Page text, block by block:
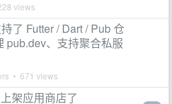
views
了 Futter / Dart / Pub 仓
pub.dev、支持聚合私服
• 671 views
架应用商店了